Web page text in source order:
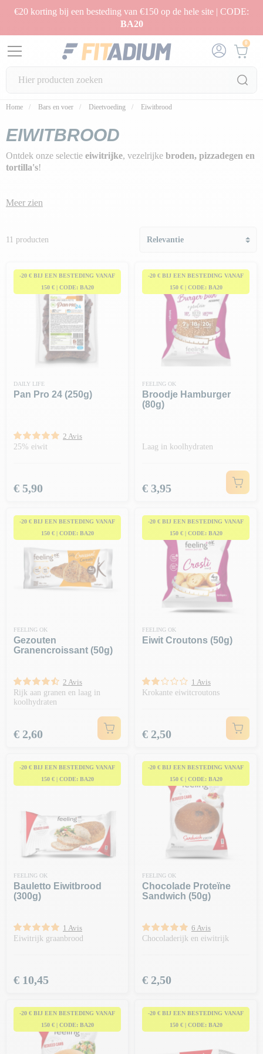
€20 korting bij een besteding van €150 op de hele site | CODE:
BA20
0
Home Bars en voer Dieetvoeding Eiwitbrood
EIWITBROOD
Ontdek onze selectie eiwitrijke, vezelrijke broden, pizzadegen en
tortilla's!
Meer zien
11 producten
-20 € BIJ EEN BESTEDING VANAF
150 € | CODE: BA20
DAILY LIFE
Pan Pro 24 (250g)
2 Avis
25% eiwit
Prijs
€ 5,90
-20 € BIJ EEN BESTEDING VANAF
150 € | CODE: BA20
FEELING OK
Broodje Hamburger
(80g)
Laag in koolhydraten
Prijs
€ 3,95
-20 € BIJ EEN BESTEDING VANAF
150 € | CODE: BA20
FEELING OK
Gezouten
Granencroissant (50g)
2 Avis
Rijk aan granen en laag in
koolhydraten
Prijs
€ 2,60
-20 € BIJ EEN BESTEDING VANAF
150 € | CODE: BA20
FEELING OK
Eiwit Croutons (50g)
1 Avis
Krokante eiwitcroutons
Prijs
€ 2,50
-20 € BIJ EEN BESTEDING VANAF
150 € | CODE: BA20
FEELING OK
Bauletto Eiwitbrood
(300g)
1 Avis
Eiwitrijk graanbrood
Prijs
€ 10,45
-20 € BIJ EEN BESTEDING VANAF
150 € | CODE: BA20
FEELING OK
Chocolade Proteïne
Sandwich (50g)
6 Avis
Chocoladerijk en eiwitrijk
Prijs
€ 2,50
-20 € BIJ EEN BESTEDING VANAF
150 € | CODE: BA20
-20 € BIJ EEN BESTEDING VANAF
150 € | CODE: BA20